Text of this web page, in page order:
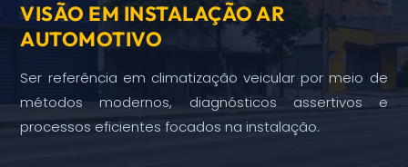
VISÃO EM INSTALAÇÃO AR
AUTOMOTIVO
Ser referência em climatização veicular por meio de
métodos modernos, diagnósticos assertivos e
processos eficientes focados na instalação.